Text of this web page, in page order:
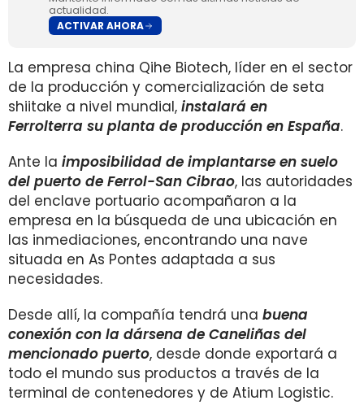
actualidad.
ACTIVAR AHORA
La empresa china Qihe Biotech, líder en el sector
de la producción y comercialización de seta
shiitake a nivel mundial, instalará en
Ferrolterra su planta de producción en España.
Ante la imposibilidad de implantarse en suelo
del puerto de Ferrol-San Cibrao, las autoridades
del enclave portuario acompañaron a la
empresa en la búsqueda de una ubicación en
las inmediaciones, encontrando una nave
situada en As Pon­tes adaptada a sus
necesidades.
Desde allí, la compañía tendrá una buena
conexión con la dársena de Caneliñas del
mencionado puerto, desde donde exportará a
todo el mundo sus productos a través de la
terminal de contenedores y de Atium Logistic.